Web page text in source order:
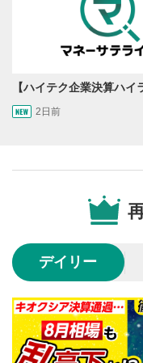
10秒戻し/10秒
10秒、動画を巻き
再生位置を示して
するとその位置か
スライダーを上下
8
全画面表示
動画が全画面で表
のサイズに戻ります
2日前
デイリー